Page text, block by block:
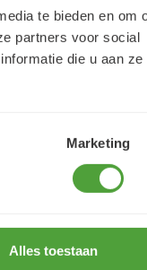
te bieden en om
partners voor social
die u aan ze
Marketing
Alles toestaan
een optimale
in